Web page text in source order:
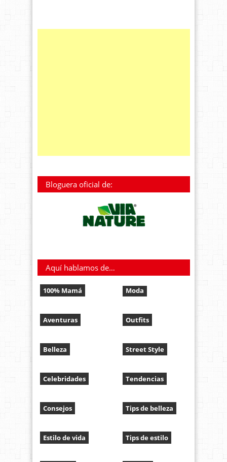
Bloguera oficial de:
Aquí hablamos de…
100% Mamá
Aventuras
Belleza
Celebridades
Consejos
Estilo de vida
Moda
Outfits
Street Style
Tendencias
Tips de belleza
Tips de estilo